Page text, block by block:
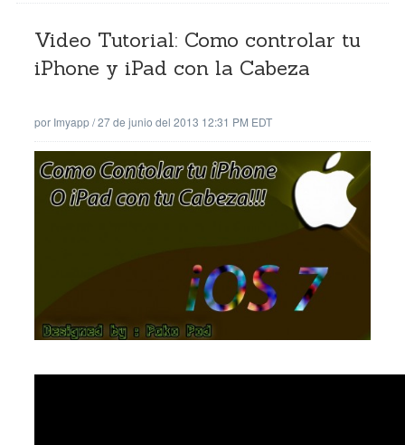
Video Tutorial: Como controlar tu
iPhone y iPad con la Cabeza
por Imyapp/27 de junio del 2013 12:31 PM EDT